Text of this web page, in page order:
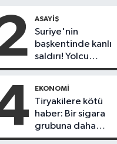
ASAYIŞ
Suriye'nin
başkentinde kanlı
saldırı! Yolcu
otobüsünde çok
yaralı var
EKONOMI
Tiryakilere kötü
haber: Bir sigara
grubuna daha
zam geldi!